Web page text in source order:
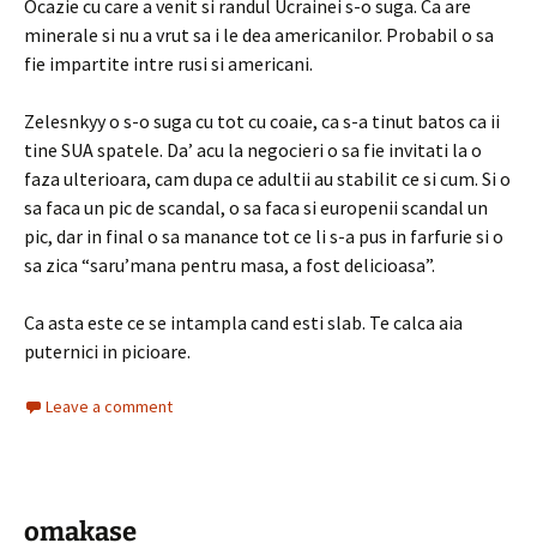
Ocazie cu care a venit si randul Ucrainei s-o suga. Ca are
minerale si nu a vrut sa i le dea americanilor. Probabil o sa
fie impartite intre rusi si americani.
Zelesnkyy o s-o suga cu tot cu coaie, ca s-a tinut batos ca ii
tine SUA spatele. Da’ acu la negocieri o sa fie invitati la o
faza ulterioara, cam dupa ce adultii au stabilit ce si cum. Si o
sa faca un pic de scandal, o sa faca si europenii scandal un
pic, dar in final o sa manance tot ce li s-a pus in farfurie si o
sa zica “saru’mana pentru masa, a fost delicioasa”.
Ca asta este ce se intampla cand esti slab. Te calca aia
puternici in picioare.
Leave a comment
omakase